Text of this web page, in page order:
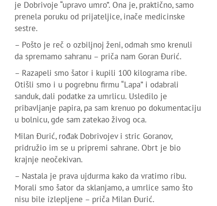
je Dobrivoje “upravo umro”. Ona je, praktično, samo
prenela poruku od prijateljice, inače medicinske
sestre.
– Pošto je reč o ozbiljnoj ženi, odmah smo krenuli
da spremamo sahranu – priča nam Goran Đurić.
– Razapeli smo šator i kupili 100 kilograma ribe.
Otišli smo i u pogrebnu firmu “Lapa” i odabrali
sanduk, dali podatke za umrlicu. Usledilo je
pribavljanje papira, pa sam krenuo po dokumentaciju
u bolnicu, gde sam zatekao živog oca.
Milan Đurić, rođak Dobrivojev i stric Goranov,
pridružio im se u pripremi sahrane. Obrt je bio
krajnje neočekivan.
– Nastala je prava ujdurma kako da vratimo ribu.
Morali smo šator da sklanjamo, a umrlice samo što
nisu bile izlepljene – priča Milan Đurić.